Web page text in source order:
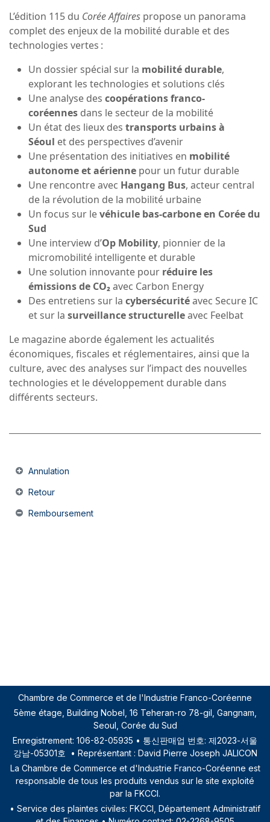
L’édition 115 du Corée Affaires propose un panorama
complet des enjeux de la mobilité durable et des
technologies vertes :
Un dossier spécial sur la mobilité durable,
explorant les technologies et solutions clés
Une analyse des coopérations franco-
coréennes dans le secteur de la mobilité
Un état des lieux des transports urbains à
Séoul et des perspectives d’avenir
Une présentation des initiatives en mobilité
autonome et aérienne pour un futur durable
Une rencontre avec Hangang Bus, acteur central
de la révolution de la mobilité urbaine
Un focus sur levéhicule bas-carbone en Corée du
Sud
Une interview d’Op Mobility, pionnier de la
micromobilité intelligente et durable
Une solution innovante pour réduire les
émissions de CO₂avec Carbon Energy
Des entretiens sur la cybersécuritéavec Secure IC
et sur la surveillance structurelleavec Feelbat
Le magazine aborde également les actualités
économiques, fiscales et réglementaires, ainsi que la
culture, avec des analyses sur l’impact des nouvelles
technologies et le développement durable dans
différents secteurs.
Annulation
Retour
Remboursement
Chambre de Commerce et de l'Industrie Franco-Coréenne
5ème étage, Building Nobel, 16 Teheran-ro 78-gil, Gangnam,
Seoul, Corée du Sud
Enregistrement: 106-82-05935 • 통신판매업 번호: 제2023-서울
강남-05301호 • Représentant : David Pierre Joseph JALICON
La Chambre de Commerce et d'Industrie Franco-Coréenne est
responsable de tous les produits vendus sur le site exploité
par la FKCCI.
• Service des plaintes civiles: FKCCI, Département Administratif